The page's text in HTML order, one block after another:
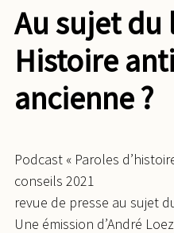
Au sujet du
Histoire
ancienne ?
Podcast « Paroles
conseils 2021
revue de presse au sujet
Une émission d’André